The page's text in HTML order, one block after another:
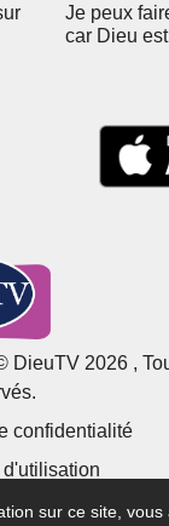
Je peux
car Dieu
DieuTV 2026 ,
confidentialité
sur ce site,